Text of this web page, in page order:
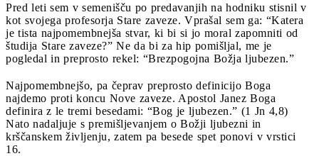
Pred leti sem v semenišču po predavanjih na hodniku stisnil v
kot svojega profesorja Stare zaveze. Vprašal sem ga: “Katera
je tista najpomembnejša stvar, ki bi si jo moral zapomniti od
študija Stare zaveze?” Ne da bi za hip pomišljal, me je
pogledal in preprosto rekel: “Brezpogojna Božja ljubezen.”
Najpomembnejšo, pa čeprav preprosto definicijo Boga
najdemo proti koncu Nove zaveze. Apostol Janez Boga
definira z le tremi besedami: “Bog je ljubezen.” (1 Jn 4,8)
Nato nadaljuje s premišljevanjem o Božji ljubezni in
krščanskem življenju, zatem pa besede spet ponovi v vrstici
16.